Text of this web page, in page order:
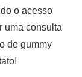
o acesso
uma consulta
de gummy